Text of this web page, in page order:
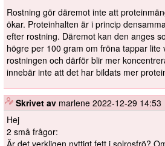
Rostning gör däremot inte att
ökar. Proteinhalten är i princip
efter rostning. Däremot kan den anges
högre per 100 gram om fröna tappar lite
rostningen och därför blir mer
innebär inte att det har bildats mer
Skrivet av marlene 2022-12-29 14:53
Hej
2 små frågor:
Är det verkligen nyttigt fett i solrosfrö?